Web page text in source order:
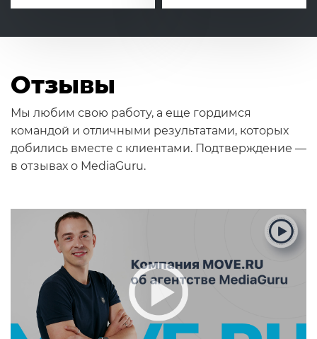
Отзывы
Мы любим свою работу, а еще гордимся
командой и отличными результатами, которых
добились вместе с клиентами. Подтверждение —
в отзывах о MediaGuru.